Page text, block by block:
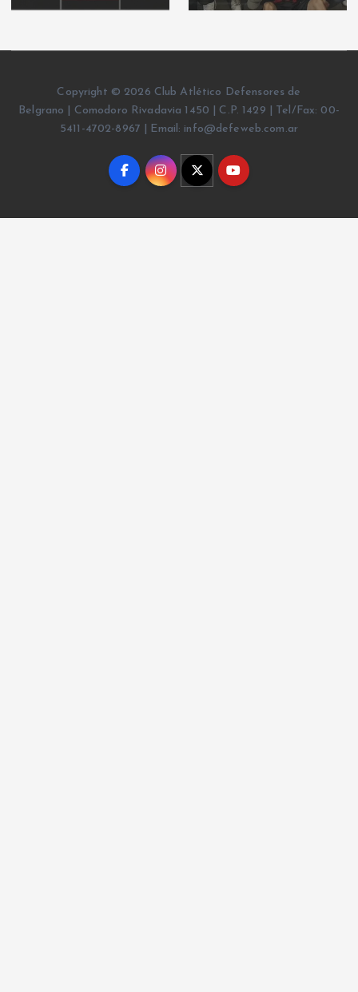
Copyright © 2026 Club Atlético Defensores de
Belgrano | Comodoro Rivadavia 1450 | C.P. 1429 | Tel/Fax: 00-
5411-4702-8967 | Email: info@defeweb.com.ar